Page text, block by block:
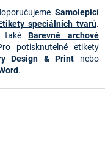
Samolepicí
speciálních tvarů.
takéBarevné archové
potisknutelné etikety
Design & Print nebo
.